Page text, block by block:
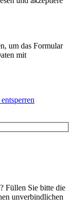
um das Formular
mit
Füllen Sie bitte die
unverbindlichen